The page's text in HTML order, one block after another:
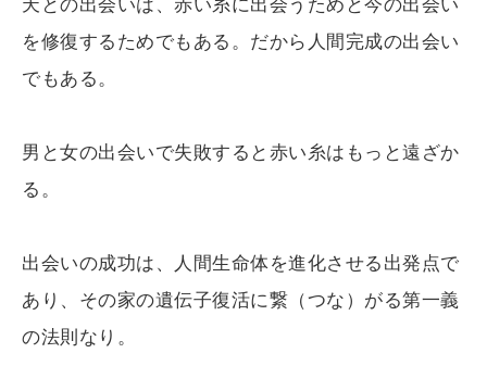
を修復するためでもある。だから人間完成の出会い
でもある。
男と女の出会いで失敗すると赤い糸はもっと遠ざか
る。
出会いの成功は、人間生命体を進化させる出発点で
あり、その家の遺伝子復活に繋（つな）がる第一義
の法則なり。